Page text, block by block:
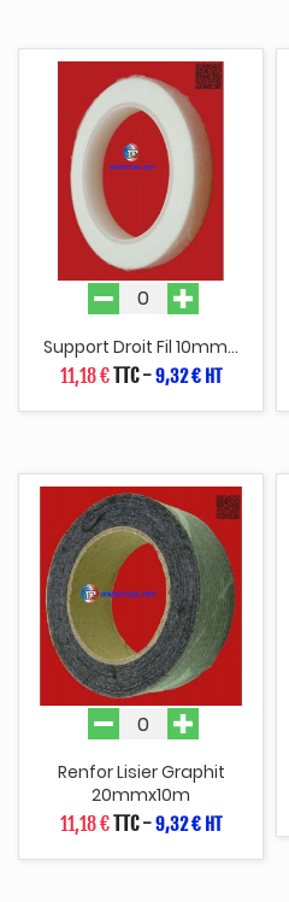
Support Droit Fil 10mm...
11,18 €TTC-9,32 € HT
Renfor Lisier Graphit
20mmx10m
11,18 €TTC-9,32 € HT